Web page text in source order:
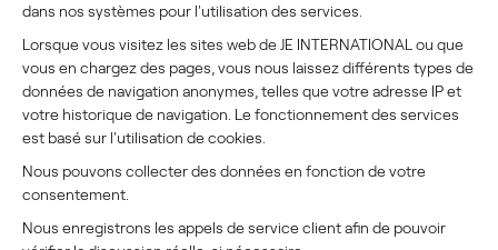
dans nos systèmes pour l'utilisation des services.
Lorsque vous visitez les sites web de JE INTERNATIONAL ou que
vous en chargez des pages, vous nous laissez différents types de
données de navigation anonymes, telles que votre adresse IP et
votre historique de navigation. Le fonctionnement des services
est basé sur l'utilisation de cookies.
Nous pouvons collecter des données en fonction de votre
consentement.
Nous enregistrons les appels de service client afin de pouvoir